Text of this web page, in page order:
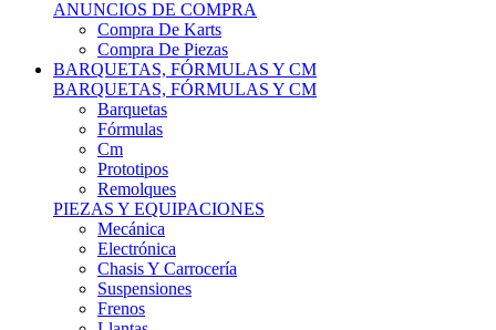
ANUNCIOS DE COMPRA
Compra De Karts
Compra De Piezas
BARQUETAS, FÓRMULAS Y CM
BARQUETAS, FÓRMULAS Y CM
Barquetas
Fórmulas
Cm
Prototipos
Remolques
PIEZAS Y EQUIPACIONES
Mecánica
Electrónica
Chasis Y Carrocería
Suspensiones
Frenos